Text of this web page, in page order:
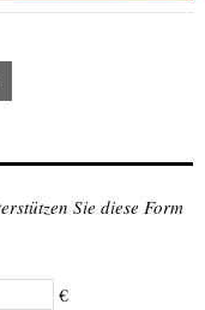
Sie diese Form
€